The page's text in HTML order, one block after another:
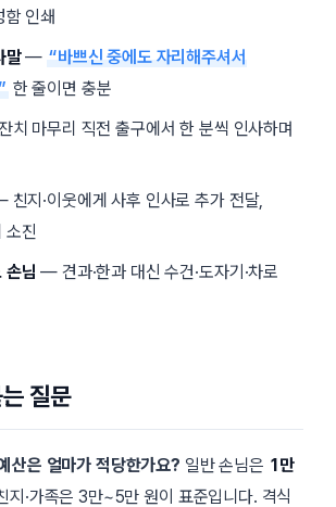
인쇄
말— “바쁘신 중에도 자리해주셔서
한 줄이면 충분
치 마무리 직전 출구에서 한 분씩 인사하며
친지·이웃에게 사후 인사로 추가 전달,
소진
손님 — 견과·한과 대신 수건·도자기·차로
질문
산은 얼마가 적당한가요? 일반 손님은 1만
지·가족은 3만~5만 원이 표준입니다. 격식